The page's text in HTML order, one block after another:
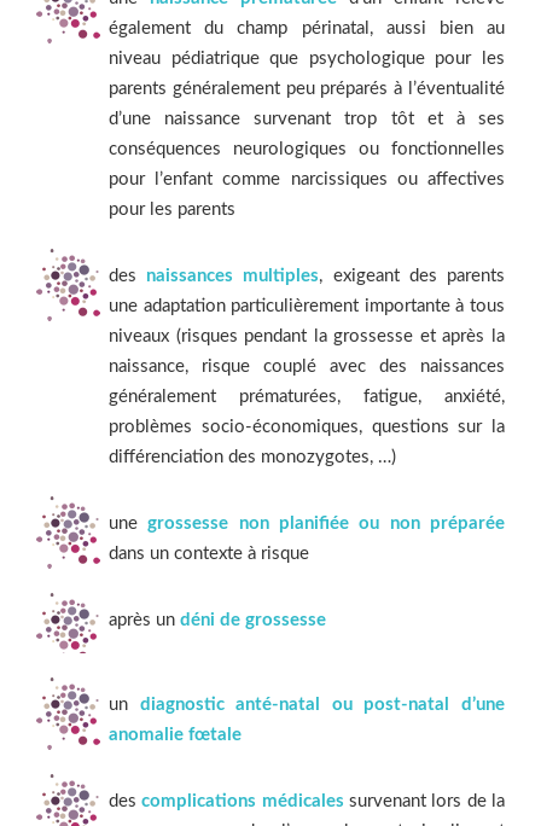
également du champ périnatal, aussi bien au
niveau pédiatrique que psychologique pour les
parents généralement peu préparés à l’éventualité
d’une naissance survenant trop tôt et à ses
conséquences neurologiques ou fonctionnelles
pour l’enfant comme narcissiques ou affectives
pour les parents
des naissances multiples, exigeant des parents
une adaptation particulièrement importante à tous
niveaux (risques pendant la grossesse et après la
naissance, risque couplé avec des naissances
généralement prématurées, fatigue, anxiété,
problèmes socio-économiques, questions sur la
différenciation des monozygotes, …)
unegrossesse non planifiée ou non préparée
dans un contexte à risque
après un déni de grossesse
un diagnostic anté-natal ou post-natal d’une
anomalie fœtale
descomplications médicales survenant lors de la